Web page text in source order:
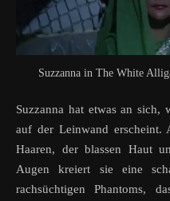
Suzzanna in The White
Suzzanna hat etwas an sich,
auf der Leinwand erscheint.
Haaren, der blassen Haut
Augen kreiert sie eine
rachsüchtigen Phantoms,